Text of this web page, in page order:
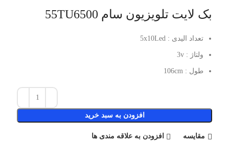
بک لایت تلویزیون سام 55TU6500
تعداد الیدی : 5x10Led
ولتاژ : 3v
طول : 106cm
افزودن به سبد خرید
مقایسه افزودن به علاقه مندی ها